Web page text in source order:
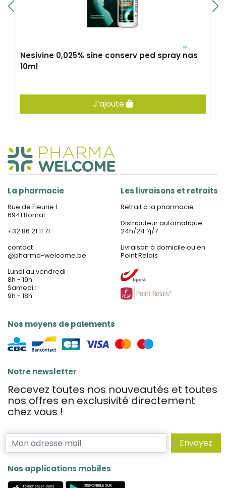
Nesivine 0,025% sine conserv ped spray nas
10ml
J’ajoute
La pharmacie
Rue de Fleurie 1
6941 Bomal
+32 86 21 11 71
contact
@pharma-welcome.be
Lundi au vendredi :
8h - 19h
Samedi :
9h - 18h
Nos moyens de paiements
Les livraisons et retraits
Retrait à la pharmacie
Distributeur automatique
24h/24 7j/7
Livraison à domicile ou en
Point Relais
Notre newsletter
Recevez toutes nos nouveautés et toutes
nos offres en exclusivité directement
chez vous !
Envoyez
Nos applications mobiles